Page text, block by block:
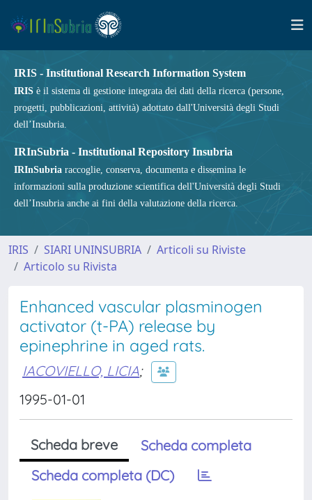
IRIS - Institutional Research Information System
IRIS è il sistema di gestione integrata dei dati della ricerca (persone,
progetti, pubblicazioni, attività) adottato dall'Università degli Studi
dell’Insubria.
IRInSubria - Institutional Repository Insubria
IRInSubria raccoglie, conserva, documenta e dissemina le
informazioni sulla produzione scientifica dell'Università degli Studi
dell’Insubria anche ai fini della valutazione della ricerca.
IRIS SIARI UNINSUBRIA
Articoli su Riviste
Articolo su Rivista
Enhanced vascular plasminogen
activator (t-PA) release by
epinephrine in aged rats.
IACOVIELLO, LICIA;
1995-01-01
Scheda breve
Scheda completa
Scheda completa (DC)